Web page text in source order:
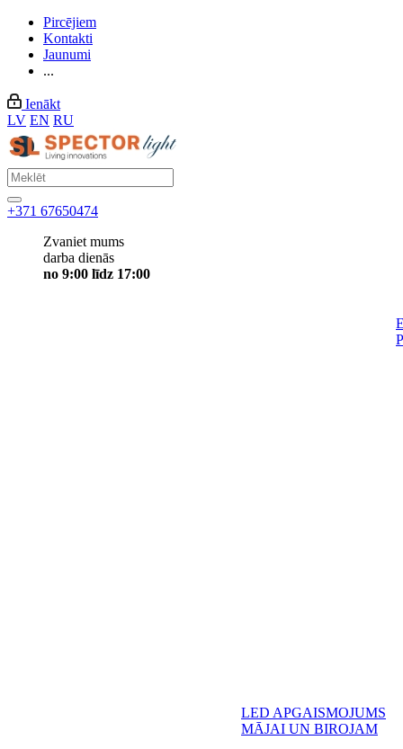
Pircējiem
Kontakti
Jaunumi
...
Ienākt
LV EN RU
+371 67650474
Zvaniet mums
darba dienās
no 9:00 līdz 17:00
LED APGAISMOJUMS
MĀJAI UN BIROJAM